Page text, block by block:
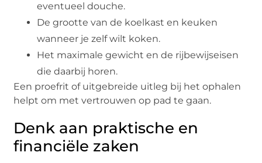
eventueel douche.
De grootte van de koelkast en keuken
wanneer je zelf wilt koken.
Het maximale gewicht en de rijbewijseisen
die daarbij horen.
Een proefrit of uitgebreide uitleg bij het ophalen
helpt om met vertrouwen op pad te gaan.
Denk aan praktische en
financiële zaken